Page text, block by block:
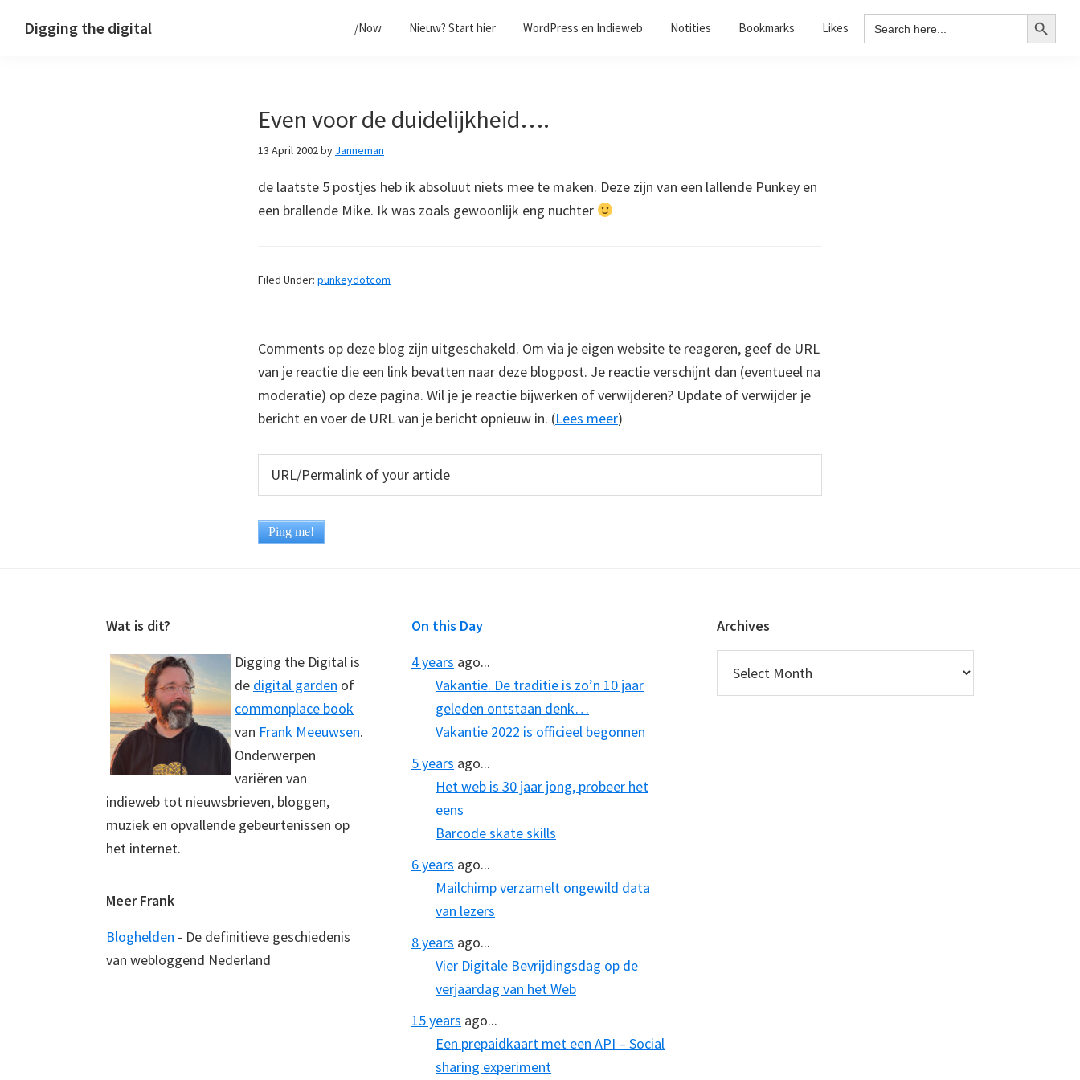
Digging the digital /Now Nieuw? Start hier WordPress en Indieweb Notities Bookmarks Likes Search
for:
Search Button
Even voor de duidelijkheid….
13 April 2002by Janneman
de laatste 5 postjes heb ik absoluut niets mee te maken. Deze zijn van een lallende Punkey en
een brallende Mike. Ik was zoals gewoonlijk eng nuchter
Filed Under: punkeydotcom
Comments op deze blog zijn uitgeschakeld. Om via je eigen website te reageren, geef de URL
van je reactie die een link bevatten naar deze blogpost. Je reactie verschijnt dan (eventueel na
moderatie) op deze pagina. Wil je je reactie bijwerken of verwijderen? Update of verwijder je
bericht en voer de URL van je bericht opnieuw in. (Lees meer)
Wat is dit?
Digging the Digital is
de digital garden of
commonplace book
van Frank Meeuwsen.
Onderwerpen
variëren van
indieweb tot nieuwsbrieven, bloggen,
muziek en opvallende gebeurtenissen op
het internet.
Meer Frank
Bloghelden - De definitieve geschiedenis
van webloggend Nederland
On this Day
4 years ago...
Vakantie. De traditie is zo’n 10 jaar
geleden ontstaan denk…
Vakantie 2022 is officieel begonnen
5 years ago...
Het web is 30 jaar jong, probeer het
eens
Barcode skate skills
6 years ago...
Mailchimp verzamelt ongewild data
van lezers
8 years ago...
Vier Digitale Bevrijdingsdag op de
verjaardag van het Web
15 years ago...
Een prepaidkaart met een API – Social
sharing experiment
Archives